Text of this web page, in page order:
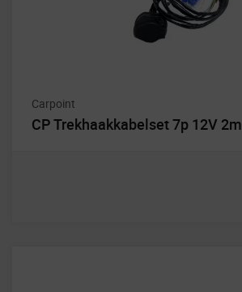
Carpoint
CP Trekhaakkabelset 7p 12V 2m